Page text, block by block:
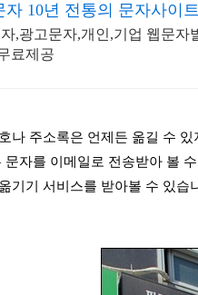
자 10년 전통의 문자사이
,광고문자,개인,기업 웹문
료제공
나 주소록은 언제든 옮길 수
문자를 이메일로 전송받아 볼
기기 서비스를 받아볼 수 있